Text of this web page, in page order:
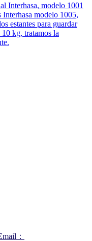
Interhasa, modelo 1001
Interhasa modelo 1005,
estantes para guardar
10 kg, tratamos la
：